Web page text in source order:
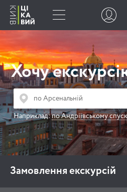
Хочу
Наприклад:по Андріївському
Замовлення екскурсій
Замовлення
екскурсій
+380 44 333-
+380 68 121-44-
з 10.00 до 19:30